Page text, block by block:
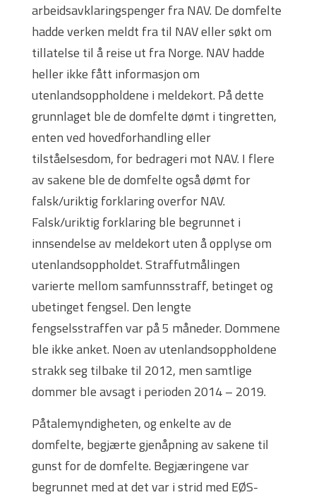
arbeidsavklaringspenger fra NAV. De domfelte
hadde verken meldt fra til NAV eller søkt om
tillatelse til å reise ut fra Norge. NAV hadde
heller ikke fått informasjon om
utenlandsoppholdene i meldekort. På dette
grunnlaget ble de domfelte dømt i tingretten,
enten ved hovedforhandling eller
tilståelsesdom, for bedrageri mot NAV. I flere
av sakene ble de domfelte også dømt for
falsk/uriktig forklaring overfor NAV.
Falsk/uriktig forklaring ble begrunnet i
innsendelse av meldekort uten å opplyse om
utenlandsoppholdet. Straffutmålingen
varierte mellom samfunnsstraff, betinget og
ubetinget fengsel. Den lengte
fengselsstraffen var på 5 måneder. Dommene
ble ikke anket. Noen av utenlandsoppholdene
strakk seg tilbake til 2012, men samtlige
dommer ble avsagt i perioden 2014 – 2019.
Påtalemyndigheten, og enkelte av de
domfelte, begjærte gjenåpning av sakene til
gunst for de domfelte. Begjæringene var
begrunnet med at det var i strid med EØS-